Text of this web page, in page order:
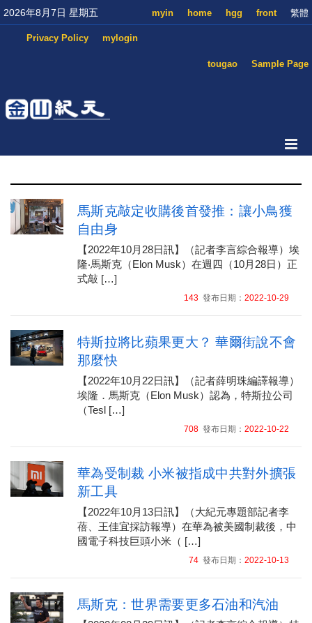
2026年8月7日 星期五 繁體
front
hgg
home
myin
mylogin
Privacy Policy
Sample Page
tougao
馬斯克敲定收購後首發推：讓小鳥獲
自由身
【2022年10月28日訊】（記者李言綜合報導）埃
隆‧馬斯克（Elon Musk）在週四（10月28日）正
式敲 […]
143發布日期： 2022-10-29
特斯拉將比蘋果更大？ 華爾街說不會
那麼快
【2022年10月22日訊】（記者薛明珠編譯報導）
埃隆．馬斯克（Elon Musk）認為，特斯拉公司
（Tesl […]
708發布日期： 2022-10-22
華為受制裁 小米被指成中共對外擴張
新工具
【2022年10月13日訊】（大紀元專題部記者李
蓓、王佳宜採訪報導）在華為被美國制裁後，中
國電子科技巨頭小米（ […]
74發布日期： 2022-10-13
馬斯克：世界需要更多石油和汽油